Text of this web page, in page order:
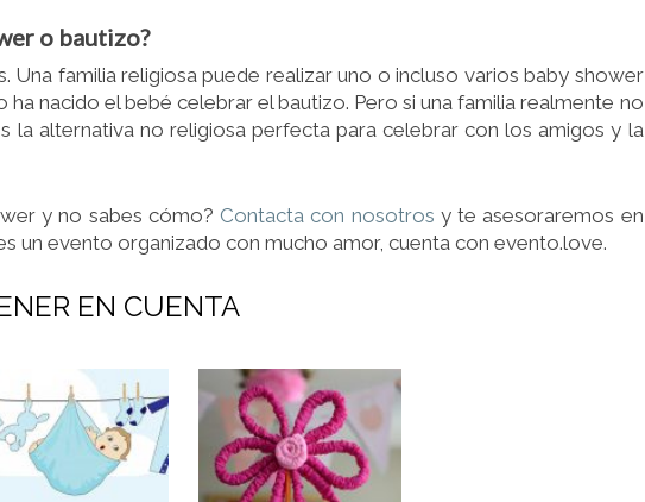
o bautizo?
Una familia religiosa puede realizar uno o incluso varios baby shower
ha nacido el bebé celebrar el bautizo. Pero si una familia realmente no
la alternativa no religiosa perfecta para celebrar con los amigos y la
y no sabes cómo? Contacta con nosotros y te asesoraremos en
un evento organizado con mucho amor, cuenta con evento.love.
EN CUENTA